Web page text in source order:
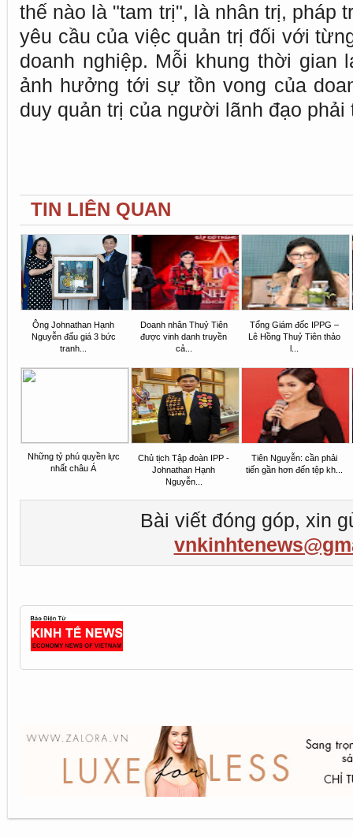
thế nào là "tam trị", là nhân trị, pháp
yêu cầu của việc quản trị đối với
doanh nghiệp. Mỗi khung thời gian
ảnh hưởng tới sự tồn vong của
duy quản trị của người lãnh đạo phải
TIN LIÊN QUAN
Ông Johnathan Hạnh
Nguyễn đấu giá 3 bức
tranh...
Doanh nhân Thuỷ Tiên
được vinh danh truyền
cả...
Tổng Giám đốc IPPG –
Lê Hồng Thuỷ Tiên thảo
l...
Những tỷ phú quyền lực
nhất châu Á
Chủ tịch Tập đoàn IPP -
Johnathan Hạnh
Nguyễn...
Tiên Nguyễn: cần phải
tiến gần hơn đến tệp kh...
Bài viết đóng góp, xin